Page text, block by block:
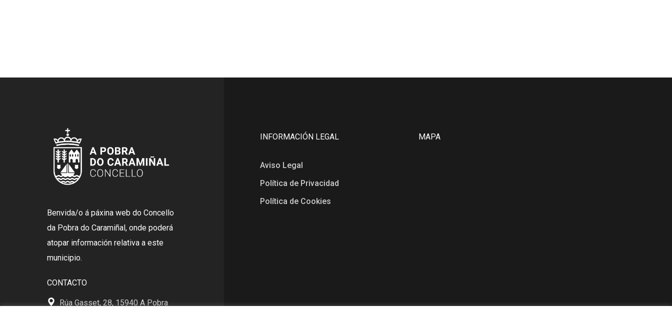
Benvida/o á páxina web do Concello
da Pobra do Caramiñal, onde poderá
atopar información relativa a este
municipio.
CONTACTO
Rúa Gasset, 28, 15940 A Pobra
INFORMACIÓN LEGAL
Aviso Legal
Política de Privacidad
Política de Cookies
MAPA